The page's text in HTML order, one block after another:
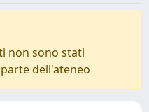
non sono stati
dell'ateneo